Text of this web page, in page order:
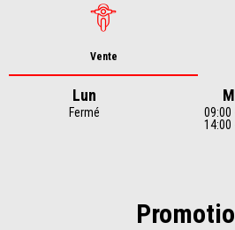
Vente
Lun
Fermé
09:00
14:00